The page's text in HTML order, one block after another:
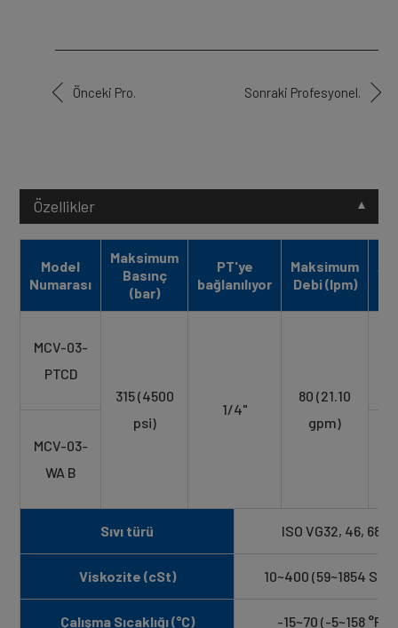
Önceki Pro. Sonraki Profesyonel.
Özellikler
Model
Numarası
Maksimum
Basınç
(bar)
PT'ye
bağlanılıyor
Maksimum
Debi (lpm)
MCV-03-
PTCD
315 (4500
psi)
1/4"
80 (21.10
gpm)
MCV-03-
WA B
Sıvı türü ISO VG32, 46, 68
Viskozite (cSt) 10~400 (59~1854
Çalışma Sıcaklığı (°C) -15~70 (-5~158 °F)